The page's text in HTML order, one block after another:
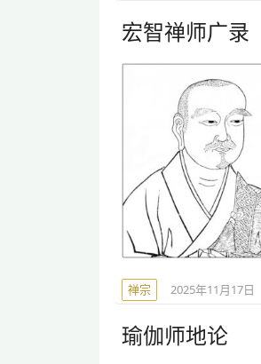
宏智禅师广录
禅宗 2025年11月17日
瑜伽师地论